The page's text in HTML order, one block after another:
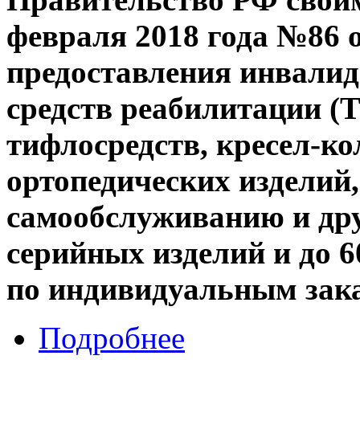
февраля 2018 года №86
предоставления
средств реабилитации
тифлосредств, кресел-
ортопедических
самообслуживанию и
серийных изделий и до
по индивидуальным
Подробнее